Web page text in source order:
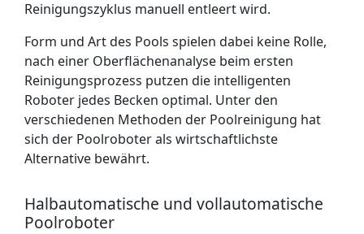
Reinigungszyklus manuell entleert wird.
Form und Art des Pools spielen dabei keine Rolle,
nach einer Oberflächenanalyse beim ersten
Reinigungsprozess putzen die intelligenten
Roboter jedes Becken optimal. Unter den
verschiedenen Methoden der Poolreinigung hat
sich der Poolroboter als wirtschaftlichste
Alternative bewährt.
Halbautomatische und vollautomatische
Poolroboter